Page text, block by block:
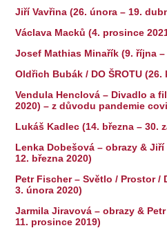
Jiří Vavřina (26. února – 19.
Václava Macků (4. prosince
Josef Mathias Minařík (9. října
Oldřich Bubák / DO ŠROTU (26.
Vendula Henclová – Divadlo a
2020) – z důvodu pandemie
Lukáš Kadlec (14. března – 30.
Lenka Dobešová – obrazy &
12. března 2020)
Petr Fischer – Světlo / Prostor /
3. února 2020)
Jarmila Jiravová – obrazy &
11. prosince 2019)